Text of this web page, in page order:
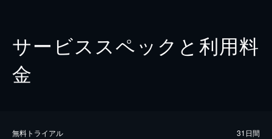
サービススペックと利用料
金
無料トライアル 31日間